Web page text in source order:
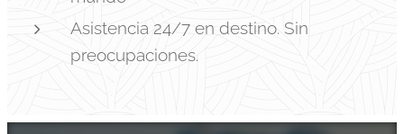
Asistencia 24/7 en destino. Sin
preocupaciones.